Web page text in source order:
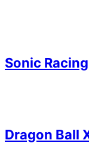
Sonic
Dragon Ball